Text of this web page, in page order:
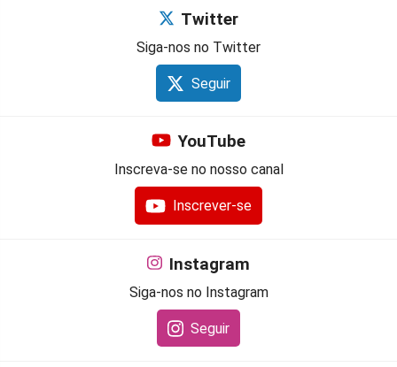
Twitter
Siga-nos no Twitter
Seguir
YouTube
Inscreva-se no nosso canal
Inscrever-se
Instagram
Siga-nos no Instagram
Seguir